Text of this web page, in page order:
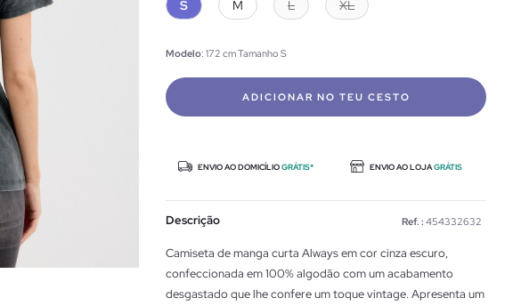
S M L XL
Modelo: 172 cm Tamanho S
ADICIONAR NO TEU CESTO
ENVIO AO DOMICÍLIOGRÁTIS* ENVIO AO LOJAGRÁTIS
Descrição Ref. : 454332632
Camiseta de manga curta Always em cor cinza escuro,
confeccionada em 100% algodão com um acabamento
desgastado que lhe confere um toque vintage. Apresenta um